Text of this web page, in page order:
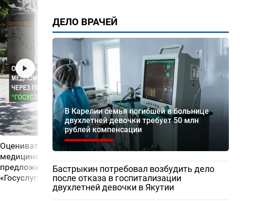
Оценивать качество
медицинской помощи
предложили через портал
«Госуслуги»
«Жаловаться бесполезно»:
Гатчинской межрайонной
больнице
ДЕЛО ВРАЧЕЙ
В Карелии семья погибшей в больнице
двухлетней девочки требует 50 млн
рублей компенсации
Бастрыкин потребовал возбудить дело
после отказа в госпитализации
двухлетней девочки в Якутии